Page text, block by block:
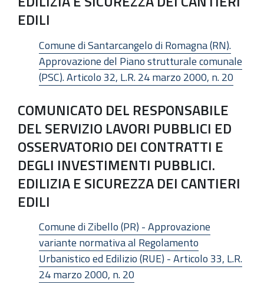
EDILI
Comune di Santarcangelo di Romagna (RN).
Approvazione del Piano strutturale comunale
(PSC). Articolo 32, L.R. 24 marzo 2000, n. 20
COMUNICATO DEL RESPONSABILE
DEL SERVIZIO LAVORI PUBBLICI ED
OSSERVATORIO DEI CONTRATTI E
DEGLI INVESTIMENTI PUBBLICI.
EDILIZIA E SICUREZZA DEI CANTIERI
EDILI
Comune di Zibello (PR) - Approvazione
variante normativa al Regolamento
Urbanistico ed Edilizio (RUE) - Articolo 33, L.R.
24 marzo 2000, n. 20